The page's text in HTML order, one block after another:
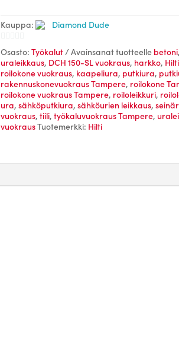
Kauppa: Diamond Dude
0
/
5
Osasto: Työkalut Avainsanat tuotteelle betoni,
uraleikkaus, DCH 150-SL vuokraus, harkko,
roilokone vuokraus, kaapeliura, putkiura,
rakennuskonevuokraus Tampere, roilokone
roilokone vuokraus Tampere, roiloleikkuri,
ura, sähköputkiura, sähköurien leikkaus,
vuokraus, tiili, työkaluvuokraus Tampere,
vuokrausTuotemerkki: Hilti